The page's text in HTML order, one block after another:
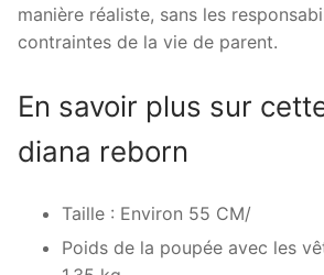
manière réaliste, sans les
contraintes de la vie de parent.
En savoir plus sur
diana reborn
Taille : Environ 55 CM/
Poids de la poupée avec les